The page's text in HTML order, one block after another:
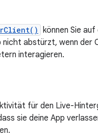
können Sie auf
nicht abstürzt, wenn
interagieren.
für den Live-
sie deine App